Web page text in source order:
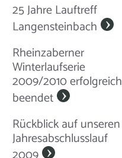
25 Jahre Lauftreff
Langensteinbach
Rheinzaberner
Winterlaufserie
2009/2010 erfolgreich
beendet
Rückblick auf unseren
Jahresabschlusslauf